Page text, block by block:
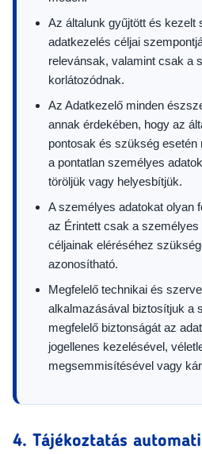
Az általunk gyűjtött és kezelt
adatkezelés céljai
relevánsak, valamint csak a
korlátozódnak.
Az Adatkezelő minden
annak érdekében, hogy az
pontosak és szükség esetén
a pontatlan személyes
töröljük vagy helyesbítjük.
A személyes adatokat olyan
az Érintett csak a
céljainak eléréséhez
azonosítható.
Megfelelő technikai és
alkalmazásával biztosítjuk a
megfelelő biztonságát az
jogellenes kezelésével,
megsemmisítésével vagy
4. Tájékoztatás